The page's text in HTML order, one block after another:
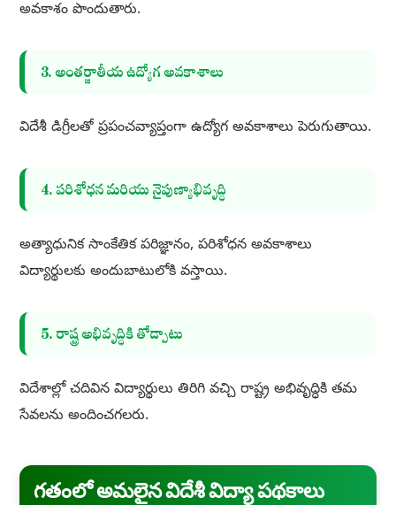
అవకాశం పొందుతారు.
3. అంతర్జాతీయ ఉద్యోగ అవకాశాలు
విదేశీ డిగ్రీలతో ప్రపంచవ్యాప్తంగా ఉద్యోగ అవకాశాలు పెరుగుతాయి.
4. పరిశోధన మరియు నైపుణ్యాభివృద్ధి
అత్యాధునిక సాంకేతిక పరిజ్ఞానం, పరిశోధన అవకాశాలు
విద్యార్థులకు అందుబాటులోకి వస్తాయి.
5. రాష్ట్ర అభివృద్ధికి తోడ్పాటు
విదేశాల్లో చదివిన విద్యార్థులు తిరిగి వచ్చి రాష్ట్ర అభివృద్ధికి తమ
సేవలను అందించగలరు.
గతంలో అమలైన విదేశీ విద్యా పథకాలు